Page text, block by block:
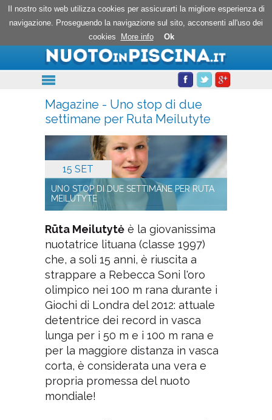
Nuoto in piscina
Magazine - Uno stop di due
settimane per Ruta Meilutyte
15 SET
UNO STOP DI DUE SETTIMANE PER RUTA
MEILUTYTE
Rūta Meilutytėè la giovanissima
nuotatrice lituana (classe 1997)
che, a soli 15 anni, è riuscita a
strappare a Rebecca Soni l'oro
olimpico nei 100 m rana durante i
Giochi di Londra del 2012: attuale
detentrice dei record in vasca
lunga per i 50 m e i 100 m rana e
per la maggiore distanza in vasca
corta, è considerata una vera e
propria promessa del nuoto
mondiale!
Il nostro sito web utilizza cookies per assicurarti la migliore esperienza di
navigazione. Proseguendo la navigazione sul sito, acconsenti all'uso dei
cookies
More info Ok